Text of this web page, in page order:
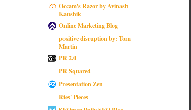
Occam's Razor by Avinash
Kaushik
Online Marketing Blog
positive disruption by: Tom
Martin
PR 2.0
PR Squared
Presentation Zen
Ries' Pieces